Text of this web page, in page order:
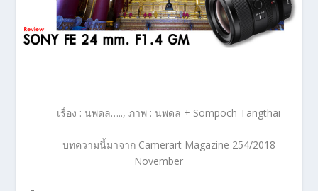
เรื่อง : นพดล….., ภาพ : นพดล + Sompoch Tangthai
บทความนี้มาจาก Camerart Magazine 254/2018
November